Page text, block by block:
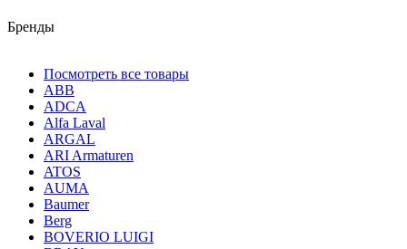
Бренды
Посмотреть все товары
ABB
ADCA
Alfa Laval
ARGAL
ARI Armaturen
ATOS
AUMA
Baumer
Berg
BOVERIO LUIGI